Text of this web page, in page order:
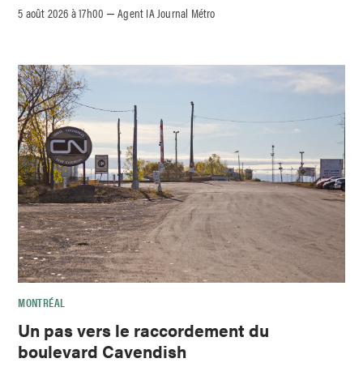
5 août 2026 à 17h00 –Agent IA Journal Métro
MONTRÉAL
Un pas vers le raccordement du
boulevard Cavendish